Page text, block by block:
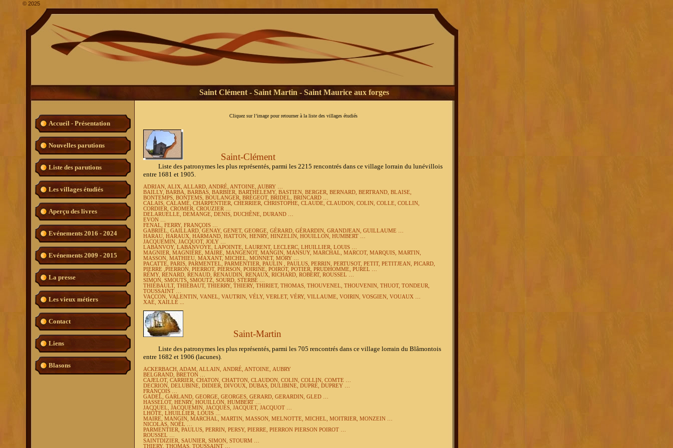
Accueil - Présentation
Nouvelles parutions
Liste des parutions
Les villages étudiés
Aperçu des livres
Evénements 2016 - 2024
Evénements 2009 - 2015
La presse
Les vieux métiers
Contact
Liens
Blasons
Cliquez sur l’image pour retourner à la liste des villages étudiés
Saint-Clément
Liste des patronymes les plus représentés, parmi les 2215 rencontrés dans ce village lorrain du lunévillois
entre 1681 et 1905.
ADRIAN, ALIX, ALLARD, ANDRÉ, ANTOINE, AUBRY …
BAILLY, BARBA, BARBAS, BARBIER, BARTHÉLEMY, BASTIEN, BERGER, BERNARD, BERTRAND, BLAISE,
BONTEMPS, BONTEMS, BOULANGER, BRÉGEOT, BRIDEL, BRINCARD …
CALAIS, CALAMÉ, CHARPENTIER, CHERRIER, CHRISTOPHE, CLAUDE, CLAUDON, COLIN, COLLE, COLLIN,
CORDIER, CROMER, CROUZIER …
DELARUELLE, DEMANGE, DENIS, DUCHÊNE, DURAND …
EVON …
FENAL, FERRY, FRANÇOIS …
GABRIEL, GAILLARD, GENAY, GENET, GEORGE, GÉRARD, GÉRARDIN, GRANDJEAN, GUILLAUME …
HARAU, HARAUX, HARMAND, HATTON, HENRY, HINZELIN, HOUILLON, HUMBERT …
JACQUEMIN, JACQUOT, JOLY …
LABANVOY, LABANVOYE, LAPOINTE, LAURENT, LECLERC, LHUILLIER, LOUIS …
MAGNIER, MAGNIÉRE, MAIRE, MANGENOT, MANGIN, MANSUY, MARCHAL, MARCOT, MARQUIS, MARTIN,
MASSON, MATHIEU, MAXANT, MICHEL, MONNET, MORY …
PACATTE, PARIS, PARMENTEL, PARMENTIER, PAULIN , PAULUS, PERRIN, PERTUSOT, PETIT, PETITJEAN, PICARD,
PIERRE ,PIERRON, PIERROT, PIERSON, POIRINE, POIROT, POTIER, PRUDHOMME, PUREL …
RÉMY, RENARD, RENAUD, RENAUDIN, RENAUX, RICHARD, ROBERT, ROUSSEL …
SIMON, SMOUTS, SMOUTZ, SOURD, STERBÉ …
THIÉBAULT, THIÉBAUT, THIERRY, THIERY, THIRIET, THOMAS, THOUVENEL, THOUVENIN, THUOT, TONDEUR,
TOUSSAINT …
VACCON, VALENTIN, VANEL, VAUTRIN, VÉLY, VERLET, VÉRY, VILLAUME, VOIRIN, VOSGIEN, VOUAUX …
XAÉ, XAILLÉ ...
Saint-Martin
Liste des patronymes les plus représentés, parmi les 705 rencontrés dans ce village lorrain du Blâmontois
entre 1682 et 1906 (lacunes)
ACKERBACH, ADAM, ALLAIN, ANDRÉ, ANTOINE, AUBRY
BELGRAND, BRETON …
CAJELOT, CARRIER, CHATON, CHATTON, CLAUDON, COLIN, COLLIN, COMTE …
DECRION, DELUBINE, DIDIER, DIVOUX, DUBAS, DULIBINE, DUPRÉ, DUPREY …
FRANÇOIS …
GADEL, GARLAND, GEORGE, GEORGES, GERARD, GERARDIN, GLED …
HASSELOT, HENRY, HOUILLON, HUMBERT …
JACQUEL, JACQUEMIN, JACQUES, JACQUET, JACQUOT …
LHÔTE, LHUILLIER, LOUIS …
MAIRE, MANGIN, MARCHAL, MARTIN, MASSON, MELNOTTE, MICHEL, MOITRIER, MONZEIN …
NICOLAS, NOËL …
PARMENTIER, PAULUS, PERRIN, PERSY, PIERRE, PIERRON PIERSON POIROT …
ROUSSEL …
SAINTDIZIER, SAUNIER, SIMON, STOURM …
THIERY, THOMAS, TOUSSAINT …
Saint Clément - Saint Martin - Saint Maurice aux forges
© 2025